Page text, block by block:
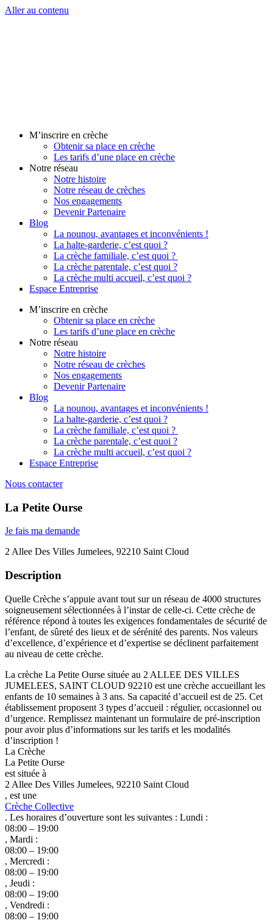
Aller au contenu
M’inscrire en crèche
Obtenir sa place en crèche
Les tarifs d’une place en crèche
Notre réseau
Notre histoire
Notre réseau de crèches
Nos engagements
Devenir Partenaire
Blog
La nounou, avantages et inconvénients !
La halte-garderie, c’est quoi ?
La crèche familiale, c’est quoi ?
La crèche parentale, c’est quoi ?
La crèche multi accueil, c’est quoi ?
Espace Entreprise
M’inscrire en crèche
Obtenir sa place en crèche
Les tarifs d’une place en crèche
Notre réseau
Notre histoire
Notre réseau de crèches
Nos engagements
Devenir Partenaire
Blog
La nounou, avantages et inconvénients !
La halte-garderie, c’est quoi ?
La crèche familiale, c’est quoi ?
La crèche parentale, c’est quoi ?
La crèche multi accueil, c’est quoi ?
Espace Entreprise
Nous contacter
La Petite Ourse
Je fais ma demande
2 Allee Des Villes Jumelees, 92210 Saint Cloud
Description
Quelle Crèche s’appuie avant tout sur un réseau de 4000 structures
soigneusement sélectionnées à l’instar de celle-ci. Cette crèche de
référence répond à toutes les exigences fondamentales de sécurité de
l’enfant, de sûreté des lieux et de sérénité des parents. Nos valeurs
d’excellence, d’expérience et d’expertise se déclinent parfaitement
au niveau de cette crèche.
La crèche La Petite Ourse située au 2 ALLEE DES VILLES
JUMELEES, SAINT CLOUD 92210 est une crèche accueillant les
enfants de 10 semaines à 3 ans. Sa capacité d’accueil est de 25. Cet
établissement proposent 3 types d’accueil : régulier, occasionnel ou
d’urgence. Remplissez maintenant un formulaire de pré-inscription
pour avoir plus d’informations sur les tarifs et les modalités
d’inscription !
La Crèche
La Petite Ourse
est située à
2 Allee Des Villes Jumelees, 92210 Saint Cloud
, est une
Crèche Collective
. Les horaires d’ouverture sont les suivantes : Lundi :
08:00 – 19:00
, Mardi :
08:00 – 19:00
, Mercredi :
08:00 – 19:00
, Jeudi :
08:00 – 19:00
, Vendredi :
08:00 – 19:00